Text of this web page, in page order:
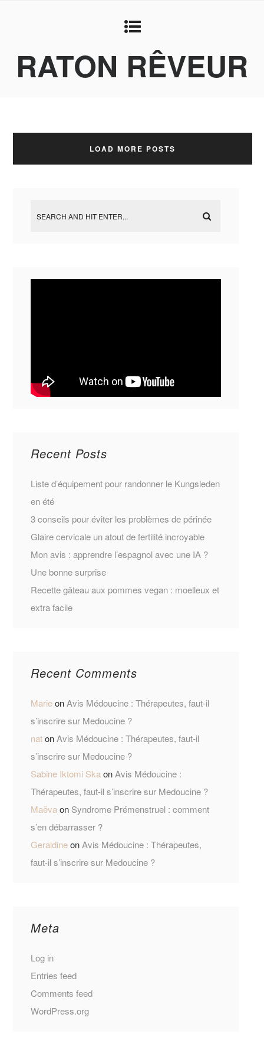
RATON RÊVEUR
LOAD MORE POSTS
Recent Posts
Liste d’équipement pour randonner le Kungsleden
en été
3 conseils pour éviter les problèmes de périnée
Glaire cervicale un atout de fertilité incroyable
Mon avis : apprendre l’espagnol avec une IA ?
Une bonne surprise
Recette gâteau aux pommes vegan : moelleux et
extra facile
Recent Comments
MarieonAvis Médoucine : Thérapeutes, faut-il
s’inscrire sur Medoucine ?
natonAvis Médoucine : Thérapeutes, faut-il
s’inscrire sur Medoucine ?
Sabine Iktomi SkaonAvis Médoucine :
Thérapeutes, faut-il s’inscrire sur Medoucine ?
Maëvaon Syndrome Prémenstruel : comment
s’en débarrasser ?
GeraldineonAvis Médoucine : Thérapeutes,
faut-il s’inscrire sur Medoucine ?
Meta
Log in
Entries feed
Comments feed
WordPress.org